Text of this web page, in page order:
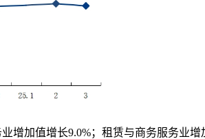
增加值增长9.0%； 租赁与商务服务业增